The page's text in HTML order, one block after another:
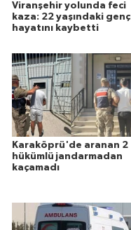
Viranşehir yolunda feci
kaza: 22 yaşındaki genç
hayatını kaybetti
Karaköprü'de aranan 2
hükümlü jandarmadan
kaçamadı